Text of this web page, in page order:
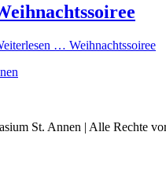
… Weihnachtssoiree
St. Annen | Alle Rechte